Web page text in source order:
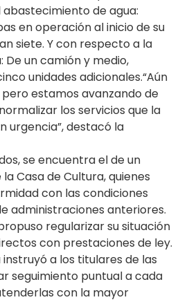
de agua:
en operación al inicio de su
siete. Y con respecto a la
un camión y medio,
unidades adicionales.“Aún
estamos avanzando de
los servicios que la
urgencia”, destacó la
se encuentra el de un
Casa de Cultura, quienes
con las condiciones
administraciones anteriores.
regularizar su situación
con prestaciones de ley.
a los titulares de las
seguimiento puntual a cada
con la mayor